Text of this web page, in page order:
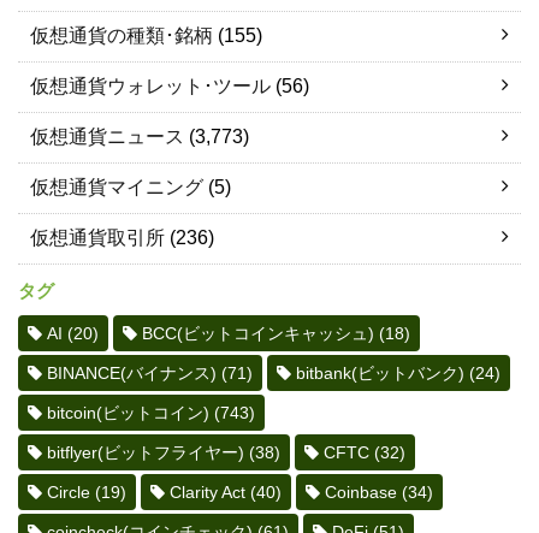
仮想通貨の種類･銘柄 (155)
仮想通貨ウォレット･ツール (56)
仮想通貨ニュース (3,773)
仮想通貨マイニング (5)
仮想通貨取引所 (236)
タグ
AI (20) BCC(ビットコインキャッシュ) (18)
BINANCE(バイナンス) (71) bitbank(ビットバンク) (24)
bitcoin(ビットコイン) (743)
bitflyer(ビットフライヤー) (38) CFTC (32)
Circle (19) Clarity Act (40) Coinbase (34)